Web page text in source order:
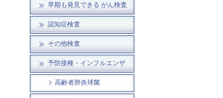
早期も発見できる がん検査
認知症検査
その他検査
予防接種・インフルエンザ
高齢者肺炎球菌